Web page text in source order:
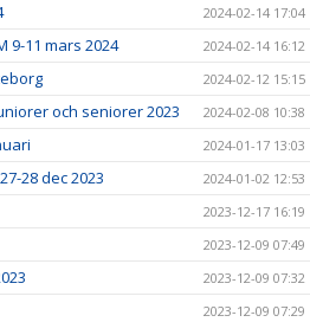
2024-02-14 17:04
9-11 mars 2024 2024-02-14 16:12
2024-02-12 15:15
och seniorer 2023 2024-02-08 10:38
2024-01-17 13:03
28 dec 2023 2024-01-02 12:53
2023-12-17 16:19
2023-12-09 07:49
2023-12-09 07:32
2023-12-09 07:29